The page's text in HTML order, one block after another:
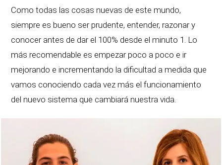
Como todas las cosas nuevas de este mundo,
siempre es bueno ser prudente, entender, razonar y
conocer antes de dar el 100% desde el minuto 1. Lo
más recomendable es empezar poco a poco e ir
mejorando e incrementando la dificultad a medida que
vamos conociendo cada vez más el funcionamiento
del nuevo sistema que cambiará nuestra vida.